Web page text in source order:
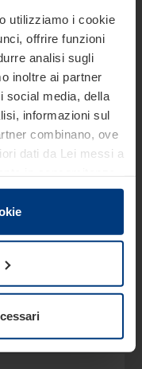
utilizziamo i cookie
offrire funzioni
analisi sugli
inoltre ai partner
social media, della
informazioni sul
combinano, ove
dati da Lei messi a
a salvare i cookie
cui essi sono
del Suo
di modificare o